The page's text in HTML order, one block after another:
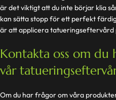
är det viktigt att du inte börjar klia
kan sätta stopp för ett perfekt
är att applicera tatueringseftervård
Kontakta oss om du
vår
Om du har frågor om våra